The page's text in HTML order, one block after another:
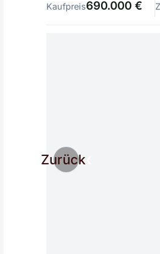
Kaufpreis690.000 €
Zurück